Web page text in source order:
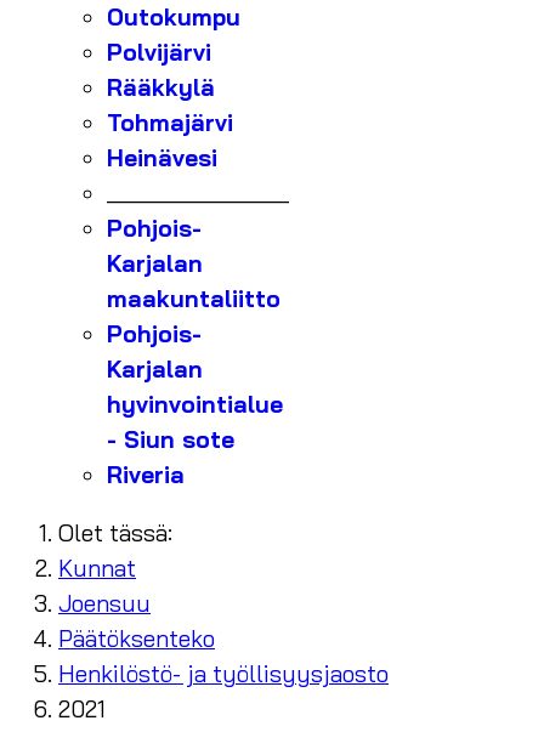
Outokumpu
Polvijärvi
Rääkkylä
Tohmajärvi
Heinävesi
Pohjois-
Karjalan
maakuntaliitto
Pohjois-
Karjalan
hyvinvointialue
- Siun sote
Riveria
Olet tässä:
Kunnat
Joensuu
Päätöksenteko
Henkilöstö- ja työllisyysjaosto
2021